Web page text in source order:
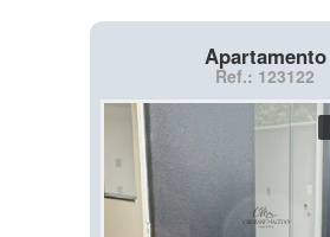
Apartamento
Ref.: 123122